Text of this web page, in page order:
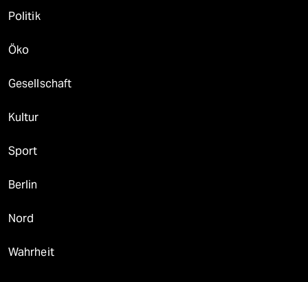
Politik
Öko
Gesellschaft
Kultur
Sport
Berlin
Nord
Wahrheit